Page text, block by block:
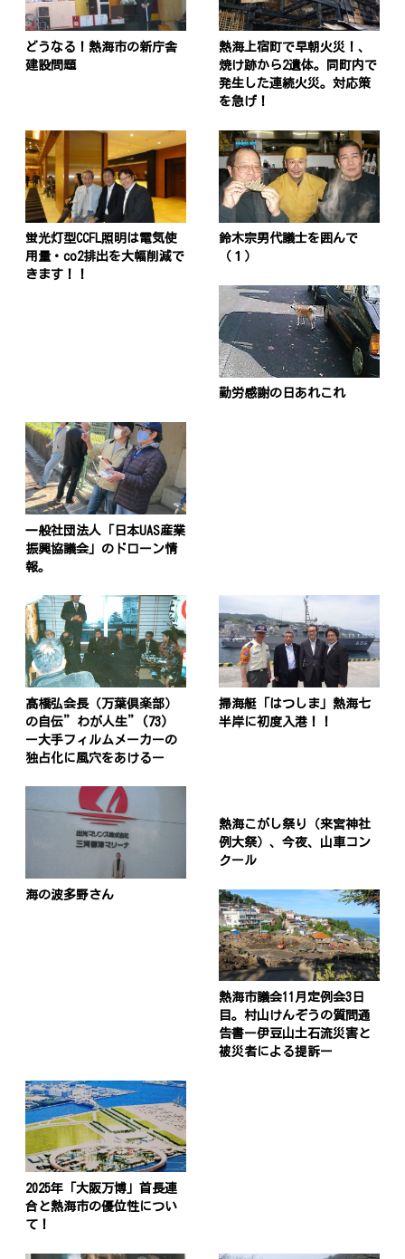
どうなる！熱海市の新庁舎
建設問題
熱海上宿町で早朝火災！、
焼け跡から2遺体。同町内で
発生した連続火災。対応策
を急げ！
蛍光灯型CCFL照明は電気使
用量・co2排出を大幅削減で
きます！！
鈴木宗男代議士を囲んで
（１）
勤労感謝の日あれこれ
一般社団法人「日本UAS産業
振興協議会」のドローン情
報。
髙橋弘会長（万葉倶楽部）
の自伝”わが人生”(73)
ー大手フィルムメーカーの
独占化に風穴をあけるー
掃海艇「はつしま」熱海七
半岸に初度入港！！
海の波多野さん
熱海こがし祭り（来宮神社
例大祭）、今夜、山車コン
クール
熱海市議会11月定例会3日
目。村山けんぞうの質問通
告書ー伊豆山土石流災害と
被災者による提訴ー
2025年「大阪万博」首長連
合と熱海市の優位性につい
て！